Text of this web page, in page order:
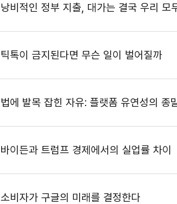
낭비적인 정부 지출, 대가는 결국 우리 모
틱톡이 금지된다면 무슨 일이 벌어질까
법에 발목 잡힌 자유: 플랫폼 유연성의 종
바이든과 트럼프 경제에서의 실업률 차이
소비자가 구글의 미래를 결정한다